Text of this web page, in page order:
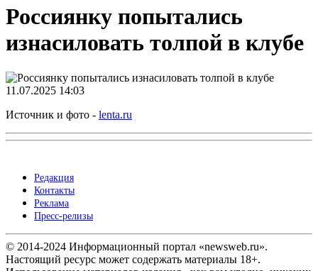
Россиянку попытались
изнасиловать толпой в клубе
11.07.2025 14:03
Источник и фото - lenta.ru
Редакция
Контакты
Реклама
Пресс-релизы
© 2014-2024 Информационный портал «newsweb.ru».
Настоящий ресурс может содержать материалы 18+.